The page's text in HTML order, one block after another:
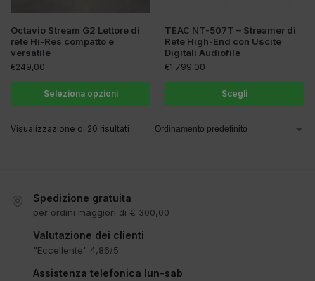
Octavio Stream G2 Lettore di
rete Hi-Res compatto e
versatile
€249,00
Seleziona opzioni
TEAC NT-507T – Streamer di
Rete High-End con Uscite
Digitali Audiofile
€1.799,00
Scegli
Visualizzazione di 20 risultati
Spedizione gratuita
per ordini maggiori di € 300,00
Valutazione dei clienti
"Eccellente" 4,86/5
Assistenza telefonica lun-sab